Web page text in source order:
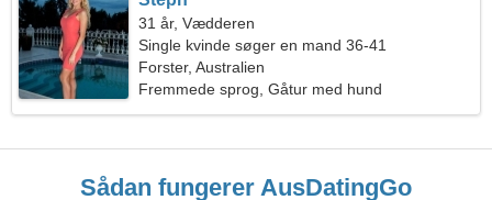
31 år, Vædderen
Single kvinde søger en mand 36-41
Forster, Australien
Fremmede sprog, Gåtur med hund
Sådan fungerer AusDatingGo